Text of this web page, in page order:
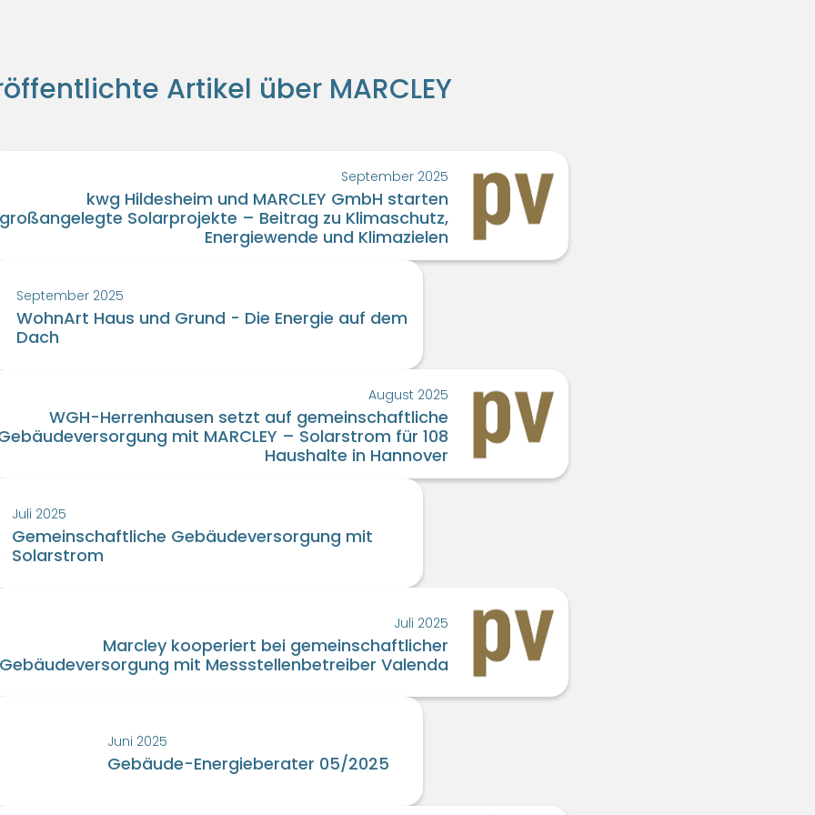
Artikel über MARCLEY
September 2025
kwg Hildesheim und MARCLEY GmbH starten
Solarprojekte – Beitrag zu Klimaschutz,
Energiewende und Klimazielen
September 2025
WohnArt Haus und Grund - Die Energie auf dem
Dach
August 2025
WGH-Herrenhausen setzt auf gemeinschaftliche
mit MARCLEY – Solarstrom für 108
Haushalte in Hannover
Juli 2025
Gemeinschaftliche Gebäudeversorgung mit
Solarstrom
Juli 2025
Marcley kooperiert bei gemeinschaftlicher
mit Messstellenbetreiber Valenda
Juni 2025
Gebäude-Energieberater 05/2025